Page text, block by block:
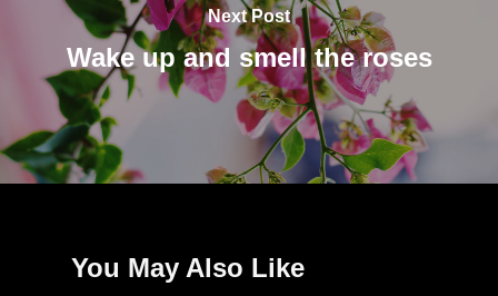
Next Post
Wake up and smell the roses
You May Also Like